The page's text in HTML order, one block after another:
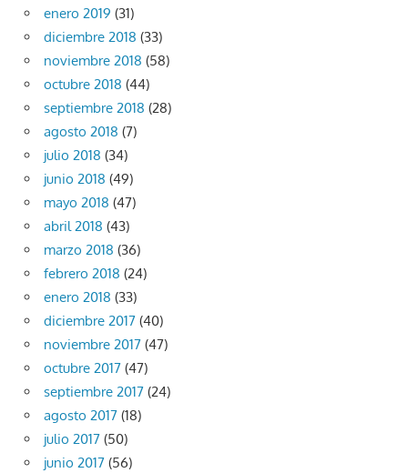
enero 2019 (31)
diciembre 2018 (33)
noviembre 2018 (58)
octubre 2018 (44)
septiembre 2018 (28)
agosto 2018 (7)
julio 2018 (34)
junio 2018 (49)
mayo 2018 (47)
abril 2018 (43)
marzo 2018 (36)
febrero 2018 (24)
enero 2018 (33)
diciembre 2017 (40)
noviembre 2017 (47)
octubre 2017 (47)
septiembre 2017 (24)
agosto 2017 (18)
julio 2017 (50)
junio 2017 (56)